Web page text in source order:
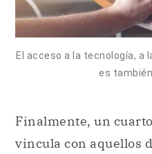
El acceso a la tecnología, a
es
Finalmente, un
vincula con aquellos